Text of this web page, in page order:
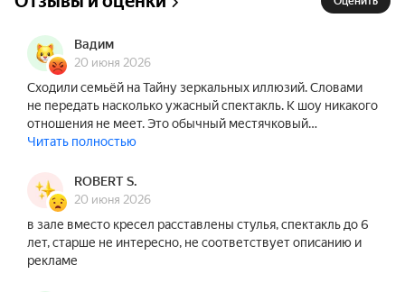
Дети до 3 лет сидят на руках бесплатно,
приобретается билет только на взрослого
посетителя. Сопровождающие детей от 3 до 6
лет приобретают билет на место рядом с
ребёнком и следят за соблюдением правил
поведения и безопасности (особенно в момент
интерактива с артистами). Для детей от 6 до 14
лет возможно нахождение сопровождающего на
других рядах. Дети от 14 лет могут посещать
зрительный зал без сопровождающего (с
разрешения родителей).
Вадим
20 июня 2026
Сходили семьёй на Тайну зеркальных иллюзий. Словами
не передать насколько ужасный спектакль. К шоу никакого
отношения не меет. Это обычный местячковый…
Читать полностью
ROBERT S.
20 июня 2026
в зале вместо кресел расставлены стулья, спектакль до 6
лет, старше не интересно, не соответствует описанию и
рекламе